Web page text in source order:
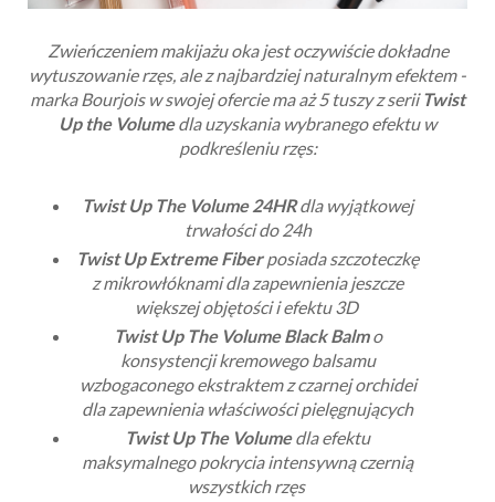
Zwieńczeniem makijażu oka jest oczywiście dokładne
wytuszowanie rzęs, ale z najbardziej naturalnym efektem -
marka Bourjois w swojej ofercie ma aż 5 tuszy z seriiTwist
Up the Volumedla uzyskania wybranego efektu w
podkreśleniu rzęs:
Twist Up The Volume 24HRdla wyjątkowej
trwałości do 24h
Twist Up Extreme Fiberposiada szczoteczkę
z mikrowłóknami dla zapewnienia jeszcze
większej objętości i efektu 3D
Twist Up The Volume Black Balmo
konsystencji kremowego balsamu
wzbogaconego ekstraktem z czarnej orchidei
dla zapewnienia właściwości pielęgnujących
Twist Up The Volumedla efektu
maksymalnego pokrycia intensywną czernią
wszystkich rzęs